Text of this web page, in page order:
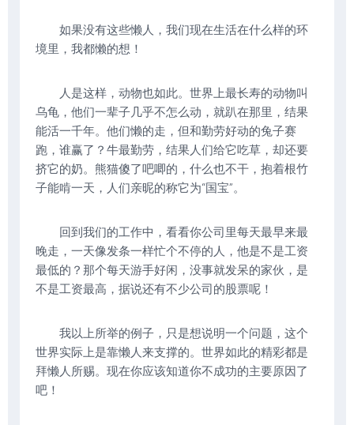
如果没有这些懒人，我们现在生活在什么样的环
境里，我都懒的想！
人是这样，动物也如此。世界上最长寿的动物叫
乌龟，他们一辈子几乎不怎么动，就趴在那里，结果
能活一千年。他们懒的走，但和勤劳好动的兔子赛
跑，谁赢了？牛最勤劳，结果人们给它吃草，却还要
挤它的奶。熊猫傻了吧唧的，什么也不干，抱着根竹
子能啃一天，人们亲昵的称它为“国宝”。
回到我们的工作中，看看你公司里每天最早来最
晚走，一天像发条一样忙个不停的人，他是不是工资
最低的？那个每天游手好闲，没事就发呆的家伙，是
不是工资最高，据说还有不少公司的股票呢！
我以上所举的例子，只是想说明一个问题，这个
世界实际上是靠懒人来支撑的。世界如此的精彩都是
拜懒人所赐。现在你应该知道你不成功的主要原因了
吧！